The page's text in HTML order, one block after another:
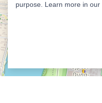
purpose. Learn more in our